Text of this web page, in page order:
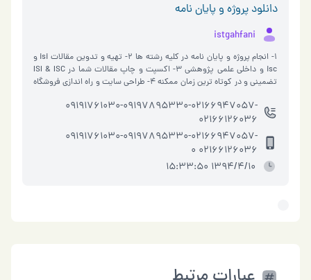
دانلود پروژه و پایان نامه
istgahfani
1- انجام پروژه و پایان نامه در کلیه رشته ها 2- تهیه و تدوین مقالات isi و
isc و داخلی علمی پژوهشی 3- اکسپت و چاپ مقالات شما در ISI & ISC
تضمینی و در کوتاه ترین زمان ممکنه 4- طراحی سایت و راه اندازی فروشگاه
09191761030-09197895330-02166947057-
02166126036
09191761030-09197895330-02166947057-
02166126036 0
1394/4/10 15:33:50